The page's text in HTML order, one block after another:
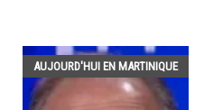
AUJOURD'HUI EN MARTINIQUE